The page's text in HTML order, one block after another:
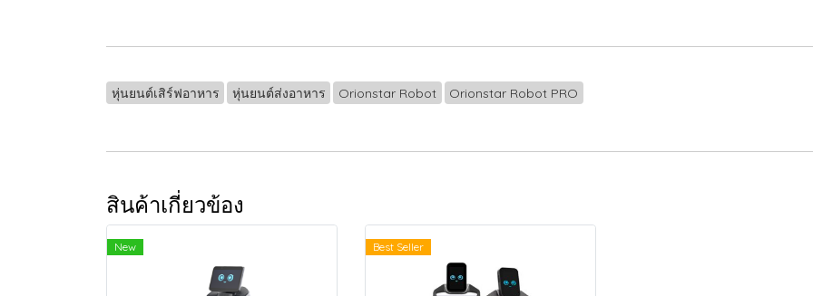
หุ่นยนต์เสิร์ฟอาหาร หุ่นยนต์ส่งอาหาร Orionstar Robot Orionstar Robot PRO
สินค้าเกี่ยวข้อง
New Best Seller